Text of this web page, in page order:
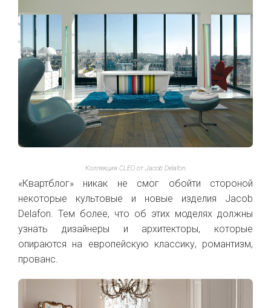
Коллекция CLEO от Jacob Delafon
«Квартблог» никак не смог обойти стороной
некоторые культовые и новые изделия Jacob
Delafon. Тем более, что об этих моделях должны
узнать дизайнеры и архитекторы, которые
опираются на европейскую классику, романтизм,
прованс.